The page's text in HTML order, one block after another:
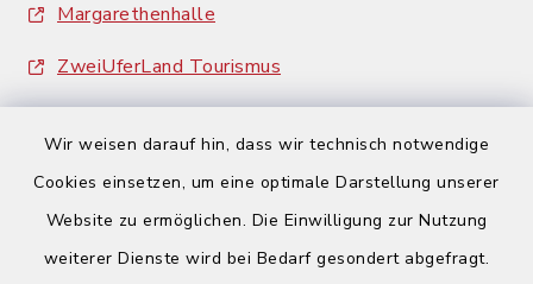
Wir weisen darauf hin, dass wir technisch notwendige
Cookies einsetzen, um eine optimale Darstellung unserer
Website zu ermöglichen. Die Einwilligung zur Nutzung
weiterer Dienste wird bei Bedarf gesondert abgefragt.
Margarethenhalle
ZweiUferLand Tourismus